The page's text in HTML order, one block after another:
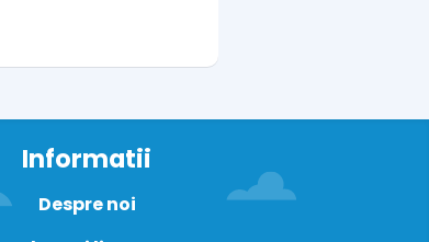
Informatii
Despre noi